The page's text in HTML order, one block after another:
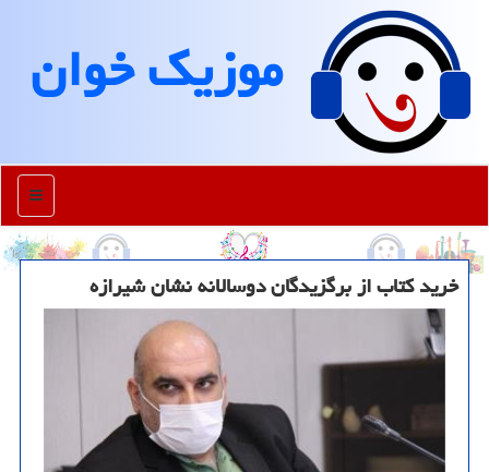
موزیك خوان
منو
خرید كتاب از برگزیدگان دوسالانه نشان شیرازه